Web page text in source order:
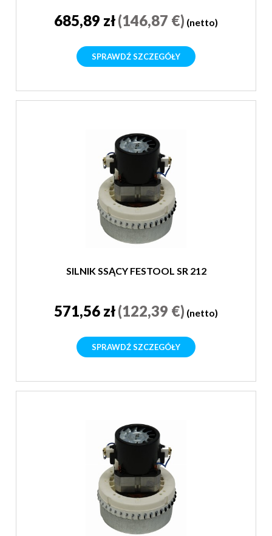
685,89 zł(146,87 €) (netto)
SPRAWDŹ SZCZEGÓŁY
SILNIK SSĄCY FESTOOL SR 212
571,56 zł(122,39 €) (netto)
SPRAWDŹ SZCZEGÓŁY